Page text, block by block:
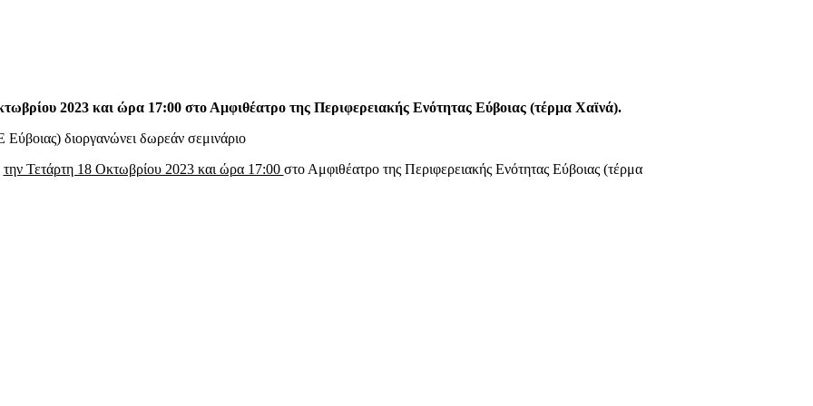
2023 και ώρα 17:00 στο Αμφιθέατρο της Περιφερειακής Ενότητας Εύβοιας (τέρμα Χαϊνά).
διοργανώνει δωρεάν σεμινάριο
την Τετάρτη 18 Οκτωβρίου 2023 και ώρα 17:00 στο Αμφιθέατρο της Περιφερειακής Ενότητας Εύβοιας (τέρμα